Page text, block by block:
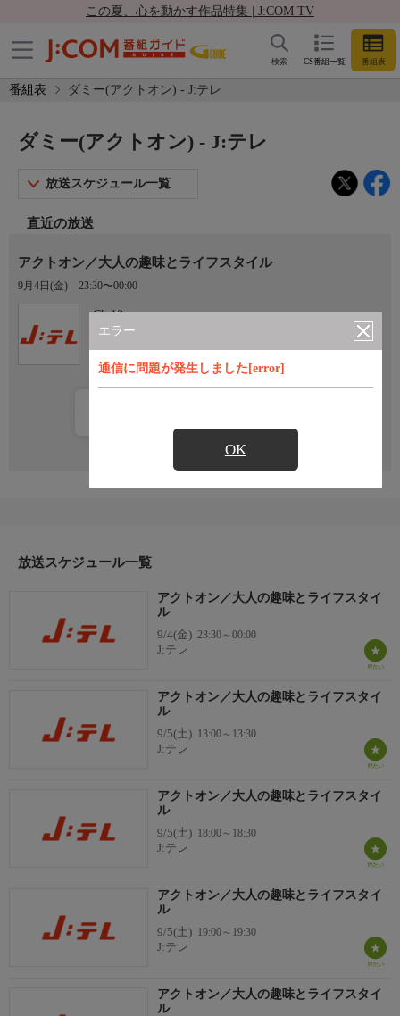
この夏、心を動かす作品特集 | J:COM TV
CS番組一覧 番組表
検索
番組表 ダミー(アクトオン) - J:テレ
エラー
通信に問題が発生しました[error]
OK
ダミー(アクトオン) - J:テレ
放送スケジュール一覧
直近の放送
アクトオン／大人の趣味とライフスタイル
9月4日(金) 23:30〜00:00
Ch.10
J:テレ
放送スケジュール一覧
アクトオン／大人の趣味とライフスタイ
ル
9/4(金) 23:30～00:00
J:テレ
アクトオン／大人の趣味とライフスタイ
ル
9/5(土) 13:00～13:30
J:テレ
アクトオン／大人の趣味とライフスタイ
ル
9/5(土) 18:00～18:30
J:テレ
アクトオン／大人の趣味とライフスタイ
ル
9/5(土) 19:00～19:30
J:テレ
アクトオン／大人の趣味とライフスタイ
ル